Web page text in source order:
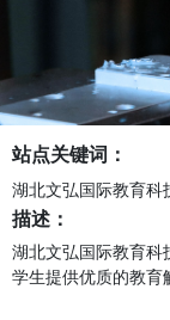
站点关键词：
湖北文弘国际教育科
描述：
湖北文弘国际教育科
学生提供优质的教育